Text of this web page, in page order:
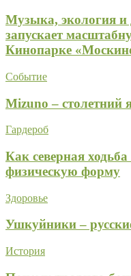
Музыка, экология и
запускает
Кинопарке
Событие
Mizuno – столетний
Гардероб
Как северная
физическую форму
Здоровье
Ушкуйники –
История